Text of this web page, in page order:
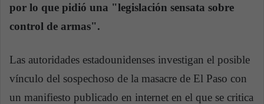
por lo que pidió una "legislación sensata sobre
control de armas".
Las autoridades estadounidenses investigan el posible
vínculo del sospechoso de la masacre de El Paso con
un manifiesto publicado en internet en el que se critica